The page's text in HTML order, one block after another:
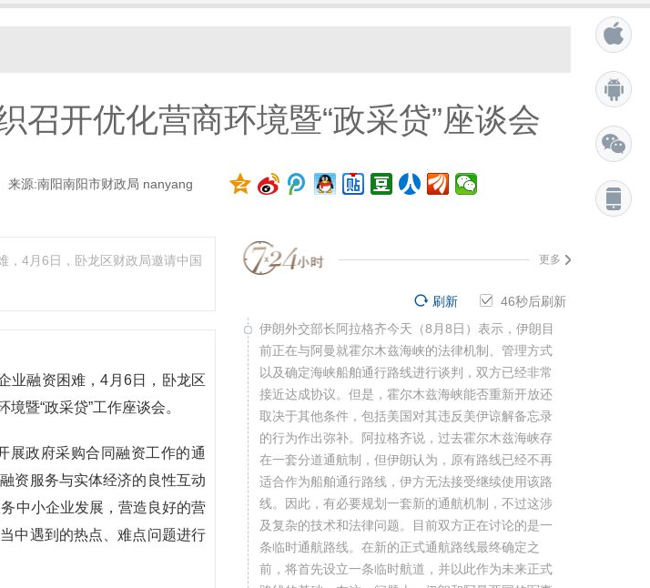
召开优化营商环境暨“政采贷”座谈会
来源:南阳南阳市财政局 nanyang
，4月6日，卧龙区财政局邀请中国
业融资困难，4月6日，卧龙区
暨“政采贷”工作座谈会。
展政府采购合同融资工作的通
资服务与实体经济的良性互动
中小企业发展，营造良好的营
中遇到的热点、难点问题进行
更多
45秒后刷新
刷新
伊朗外交部长阿拉格齐今天（8月8日）表示，伊朗目
前正在与阿曼就霍尔木兹海峡的法律机制、管理方式
以及确定海峡船舶通行路线进行谈判，双方已经非常
接近达成协议。但是，霍尔木兹海峡能否重新开放还
取决于其他条件，包括美国对其违反美伊谅解备忘录
的行为作出弥补。阿拉格齐说，过去霍尔木兹海峡存
在一套分道通航制，但伊朗认为，原有路线已经不再
适合作为船舶通行路线，伊方无法接受继续使用该路
线。因此，有必要规划一套新的通航机制，不过这涉
及复杂的技术和法律问题。目前双方正在讨论的是一
条临时通航路线。在新的正式通航路线最终确定之
前，将首先设立一条临时航道，并以此作为未来正式